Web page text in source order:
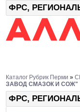
ФРС,
Каталог Рубрик Перми »
ЗАВОД СМАЗОК И СОЖ"
ФРС,